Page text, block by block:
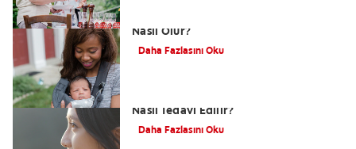
Nasıl Olur?
Daha Fazlasını Oku
Nasıl Tedavi Edilir?
Daha Fazlasını Oku